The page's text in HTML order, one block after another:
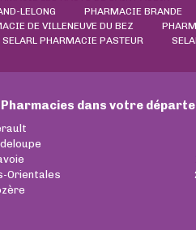
LELONG PHARMACIE BRANDE
DE VILLENEUVE DU BEZ
SELARL PHARMACIE PASTEUR
Pharmacies dans votre
Orientales